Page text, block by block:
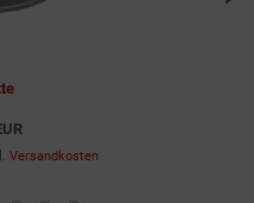
Versandkosten